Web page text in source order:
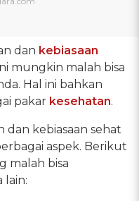
dan kebiasaan
mungkin malah bisa
Hal ini bahkan
pakar kesehatan.
dan kebiasaan sehat
aspek. Berikut
malah bisa
lain: